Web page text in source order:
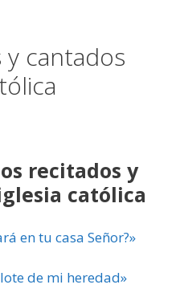
y cantados
recitados y
católica
en tu casa Señor?»
de mi heredad»